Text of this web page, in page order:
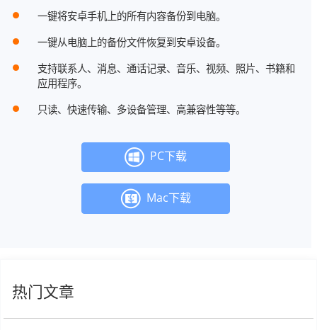
一键将安卓手机上的所有内容备份到电脑。
一键从电脑上的备份文件恢复到安卓设备。
支持联系人、消息、通话记录、音乐、视频、照片、书籍和
应用程序。
只读、快速传输、多设备管理、高兼容性等等。
PC下载
Mac下载
热门文章